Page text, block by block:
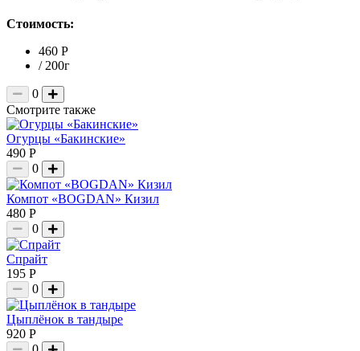
Стоимость:
460 Р
/ 200г
0
Смотрите также
Огурцы «Бакинские»
490 Р
0
Компот «BOGDAN» Кизил
480 Р
0
Спрайт
195 Р
0
Цыплёнок в тандыре
920 Р